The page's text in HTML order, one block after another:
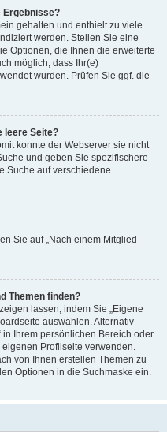
Ergebnisse?
gehalten und enthielt zu viele
werden. Stellen Sie eine
Optionen, die Ihnen die erweiterte
möglich, dass Ihr(e)
wurden. Prüfen Sie ggf. die
leere Seite?
konnte der Webserver sie nicht
und geben Sie spezifischere
Suche auf verschiedene
Sie auf „Nach einem Mitglied
Themen finden?
lassen, indem Sie „Eigene
auswählen. Alternativ
in Ihrem persönlichen Bereich oder
eigenen Profilseite verwenden.
von Ihnen erstellen Themen zu
Optionen in die Suchmaske ein.